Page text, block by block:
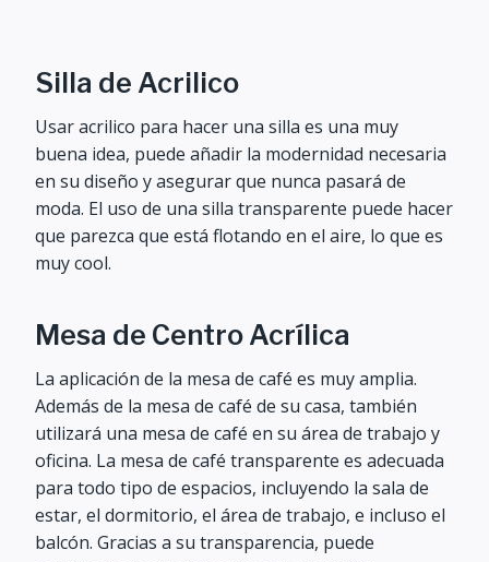
Silla de Acrilico
Usar acrilico para hacer una silla es una muy
buena idea, puede añadir la modernidad necesaria
en su diseño y asegurar que nunca pasará de
moda. El uso de una silla transparente puede hacer
que parezca que está flotando en el aire, lo que es
muy cool.
Mesa de Centro Acrílica
La aplicación de la mesa de café es muy amplia.
Además de la mesa de café de su casa, también
utilizará una mesa de café en su área de trabajo y
oficina. La mesa de café transparente es adecuada
para todo tipo de espacios, incluyendo la sala de
estar, el dormitorio, el área de trabajo, e incluso el
balcón. Gracias a su transparencia, puede